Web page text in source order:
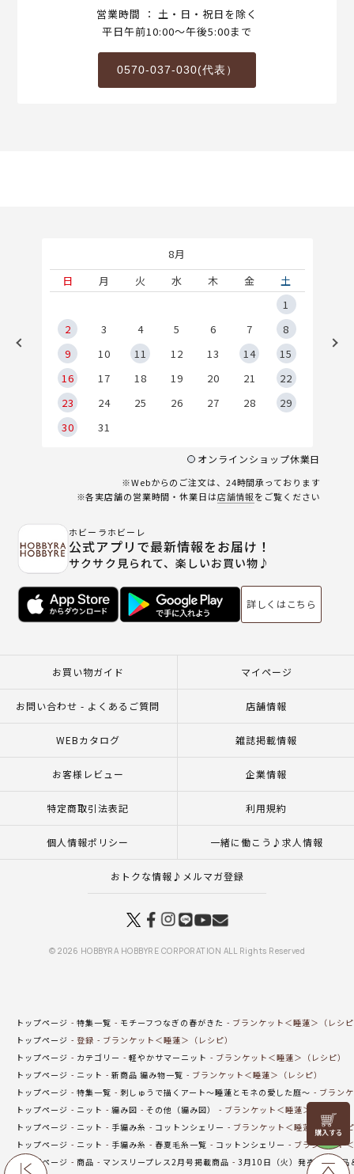
リリヤン
フェア
営業時間 ： 土・日・祝日を除く
平日午前10:00～午後5:00まで
0570-037-030(代表）
8月
日
月 火 水 木 金
土
1
2
3 4 5 6 7
8
9
10 11 12 13 14
15
16
17 18 19 20 21
22
23
24 25 26 27 28
29
30
31
オンラインショップ休業日
※Webからのご注文は、24時間承っております
※各実店舗の営業時間・休業日は店舗情報をご覧ください
ホビーラホビーレ
公式アプリで最新情報をお届け！
サクサク見られて、楽しいお買い物♪
詳しくはこちら
お買い物ガイド マイページ
お問い合わせ - よくあるご質問 店舗情報
WEBカタログ 雑誌掲載情報
お客様レビュー 企業情報
特定商取引法表記 利用規約
個人情報ポリシー 一緒に働こう♪求人情報
おトクな情報♪メルマガ登録
© 2026 HOBBYRA HOBBYRE CORPORATION ALL Rights Reserved
トップページ 特集一覧 モチーフつなぎの春がきた
ブランケット＜睡蓮＞（レシ
トップページ
登録
ブランケット＜睡蓮＞（レシピ）
トップページ
カテゴリー 軽やかサマーニット
ブランケット＜睡蓮＞（レシピ）
トップページ
ニット 新商品 編み物一覧
ブランケット＜睡蓮＞（レシピ）
トップページ
特集一覧 刺しゅうで描くアート～睡蓮とモネの愛した庭～
ブラン
トップページ
ニット 編み図 その他（編み図）
ブランケット＜睡蓮＞（レシピ）
トップページ
ニット 手編み糸 コットンシェリー
ブランケット＜睡蓮＞（レシ
トップページ
ニット 手編み糸 春夏毛糸一覧 コットンシェリー
ブランケット
トップページ
商品 マンスリープレス2月号掲載商品
3月10日（火）発売の新商品